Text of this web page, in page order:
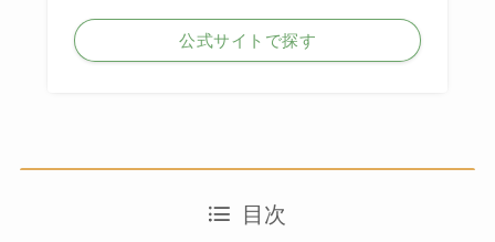
公式サイトで探す
目次